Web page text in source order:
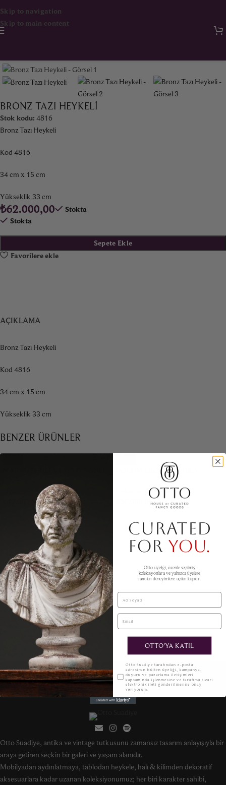
Skip to navigation
Skip to main content
BRONZ TAZI HEYKELI
Stok kodu: 4816
Bronz Tazı Heykeli
Kod 4816
34 cm x 15 cm
Yükseklik 33 cm
₺62.000,00
Stokta
Stokta
Sepete Ekle
Favorilere ekle
AÇIKLAMA
Bronz Tazı Heykeli
Kod 4816
34 cm x 15 cm
Yükseklik 33 cm
BENZER ÜRÜNLER
43.000,00
DÖKÜM BRONZ ANTIKA
“TAZZA” – 1876
Dekorasyon & Aksesuar
56.000,00
Otto Suadiye, antika ve vintage tutkusunu zamansız tasarım anlayışıyla bir
araya getiren seçkin bir galeri ve yaşam alanıdır.
Mobilyadan aydınlatmaya, tablodan heykele, halı & kilimden dekoratif
aksesuarlara kadar uzanan koleksiyonumuz; her biri karakter sahibi,
CURATED
FOR YOU.
Otto üyeliği, özenle seçilmiş
koleksiyonlara ve yalnızca üyelere
sunulan deneyimlere açılan kapıdır.
Ad Soyad
Email
OTTO'YA KATIL
KVKKOtto Suadiye tarafından e-posta
adresimin bülten üyeliği, kampanya,
duyuru ve pazarlama iletişimleri
kapsamında işlenmesine ve tarafıma ticari
elektronik ileti gönderilmesine onay
veriyorum.